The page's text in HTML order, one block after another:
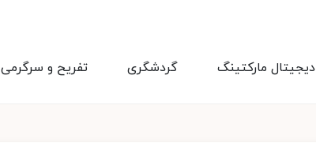
تفریح و سرگرمی گردشگری دیجیتال مارکتینگ